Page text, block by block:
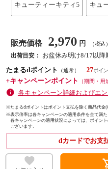
キューティーキティ5 キュ
販売価格 2,970 円 （税込）
出荷目安：
お盆休み明け8/17以降
たまるdポイント
（通常）
27
+キャンペーンポイント
（期間・用
各キャンペーン詳細およびエ
※たまるdポイントはポイント支払を除く商品代金(
※表示倍率は各キャンペーンの適用条件を全て満た
各キャンペーンの適用状況によっては、ポイン
ございます。
dカードでお支